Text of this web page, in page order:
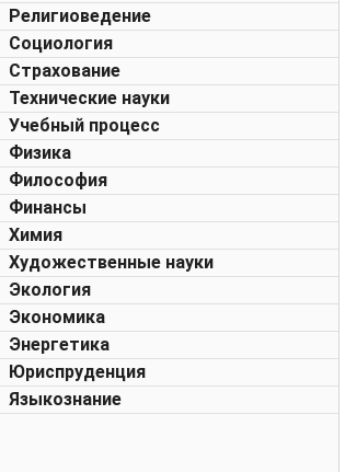
Религиоведение
Социология
Страхование
Технические науки
Учебный процесс
Физика
Философия
Финансы
Химия
Художественные науки
Экология
Экономика
Энергетика
Юриспруденция
Языкознание